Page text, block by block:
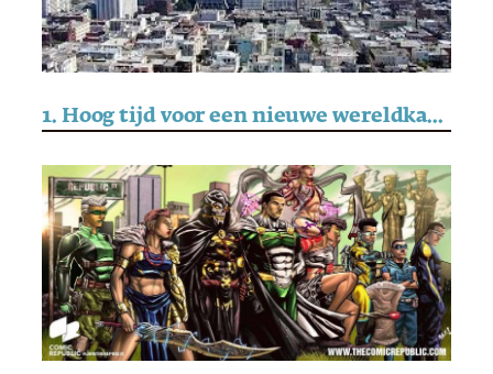
1. Hoog tijd voor een nieuwe wereldkaart